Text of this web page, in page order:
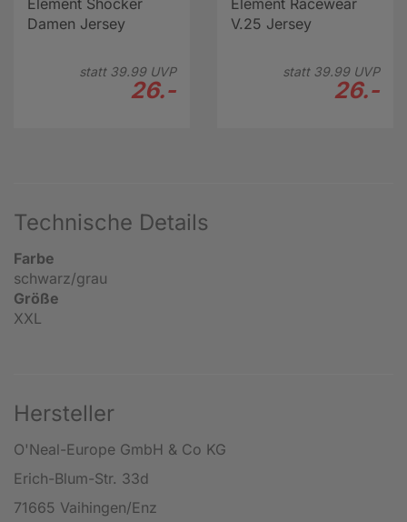
Damen Jersey
statt 39.99UVP
26.-
V.25 Jersey
statt 39.99UVP
26.-
Technische Details
Farbe
schwarz/grau
Größe
XXL
Hersteller
O'Neal-Europe GmbH & Co KG
Erich-Blum-Str. 33d
71665 Vaihingen/Enz